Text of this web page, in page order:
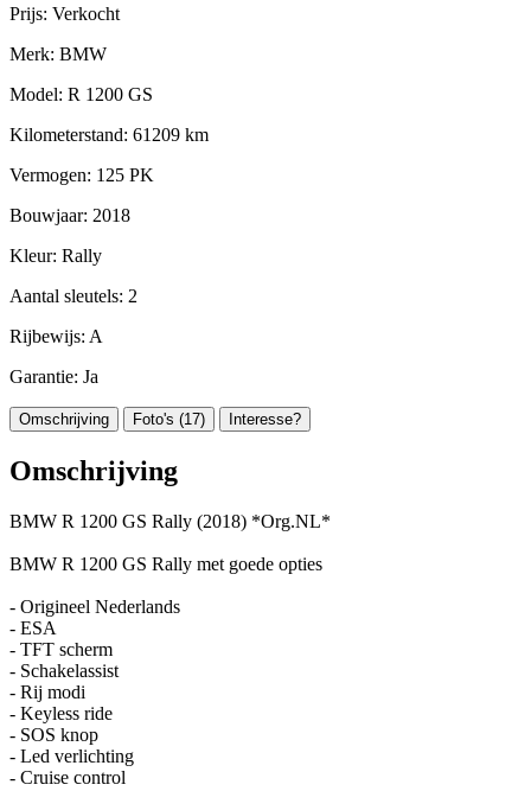
Prijs: Verkocht
Merk: BMW
Model: R 1200 GS
Kilometerstand: 61209 km
Vermogen: 125 PK
Bouwjaar: 2018
Kleur: Rally
Aantal sleutels: 2
Rijbewijs: A
Garantie: Ja
Omschrijving Foto's (17) Interesse?
Omschrijving
BMW R 1200 GS Rally (2018) *Org.NL*
BMW R 1200 GS Rally met goede opties
- Origineel Nederlands
- ESA
- TFT scherm
- Schakelassist
- Rij modi
- Keyless ride
- SOS knop
- Led verlichting
- Cruise control